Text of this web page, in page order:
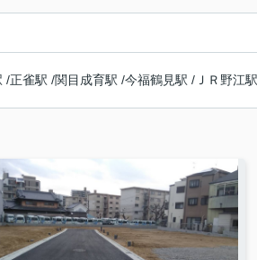
/正雀駅 /関目成育駅 /今福鶴見駅 / ＪＲ野江駅